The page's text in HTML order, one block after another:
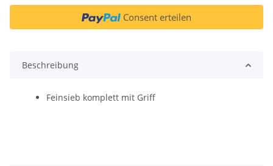
Consent erteilen
Beschreibung
Feinsieb komplett mit Griff